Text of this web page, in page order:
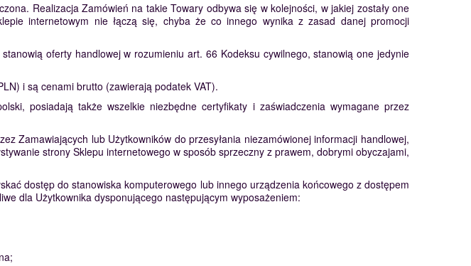
Realizacja Zamówień na takie Towary odbywa się w kolejności, w jakiej zostały one
internetowym nie łączą się, chyba że co innego wynika z zasad danej promocji
oferty handlowej w rozumieniu art. 66 Kodeksu cywilnego, stanowią one jedynie
i są cenami brutto (zawierają podatek VAT).
posiadają także wszelkie niezbędne certyfikaty i zaświadczenia wymagane przez
Zamawiających lub Użytkowników do przesyłania niezamówionej informacji handlowej,
strony Sklepu internetowego w sposób sprzeczny z prawem, dobrymi obyczajami,
dostęp do stanowiska komputerowego lub innego urządzenia końcowego z dostępem
dla Użytkownika dysponującego następującym wyposażeniem: